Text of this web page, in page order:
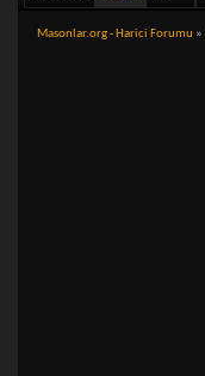
Masonlar.org - Harici Forumu »